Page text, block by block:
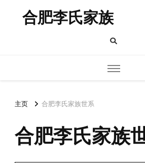
合肥李氏家族
主页 合肥李氏家族世系
合肥李氏家族